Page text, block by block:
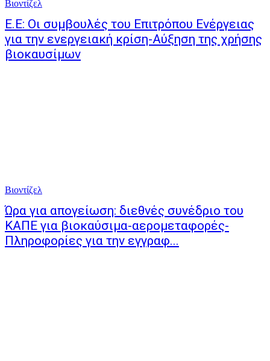
Βιοντίζελ
Ε.Ε: Οι συμβουλές του Επιτρόπου Ενέργειας
για την ενεργειακή κρίση-Αύξηση της χρήσης
βιοκαυσίμων
Βιοντίζελ
Ώρα για απογείωση: διεθνές συνέδριο του
ΚΑΠΕ για βιοκαύσιμα-αερομεταφορές-
Πληροφορίες για την εγγραφ...